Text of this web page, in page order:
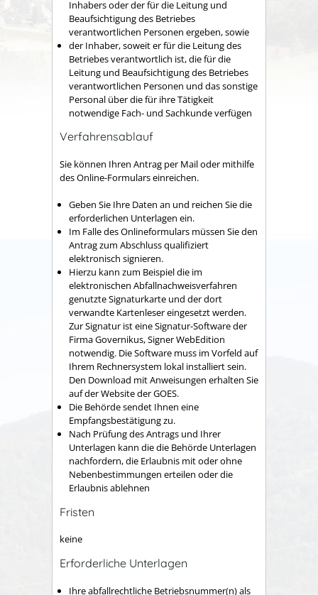
Inhabers oder der für die Leitung und
Beaufsichtigung des Betriebes
verantwortlichen Personen ergeben, sowie
der Inhaber, soweit er für die Leitung des
Betriebes verantwortlich ist, die für die
Leitung und Beaufsichtigung des Betriebes
verantwortlichen Personen und das sonstige
Personal über die für ihre Tätigkeit
notwendige Fach- und Sachkunde verfügen
Verfahrensablauf
Sie können Ihren Antrag per Mail oder mithilfe
des Online-Formulars einreichen.
Geben Sie Ihre Daten an und reichen Sie die
erforderlichen Unterlagen ein.
Im Falle des Onlineformulars müssen Sie den
Antrag zum Abschluss qualifiziert
elektronisch signieren.
Hierzu kann zum Beispiel die im
elektronischen Abfallnachweisverfahren
genutzte Signaturkarte und der dort
verwandte Kartenleser eingesetzt werden.
Zur Signatur ist eine Signatur-Software der
Firma Governikus, Signer WebEdition
notwendig. Die Software muss im Vorfeld auf
Ihrem Rechnersystem lokal installiert sein.
Den Download mit Anweisungen erhalten Sie
auf der Website der GOES.
Die Behörde sendet Ihnen eine
Empfangsbestätigung zu.
Nach Prüfung des Antrags und Ihrer
Unterlagen kann die die Behörde Unterlagen
nachfordern, die Erlaubnis mit oder ohne
Nebenbestimmungen erteilen oder die
Erlaubnis ablehnen
Fristen
keine
Erforderliche Unterlagen
Ihre abfallrechtliche Betriebsnummer(n) als